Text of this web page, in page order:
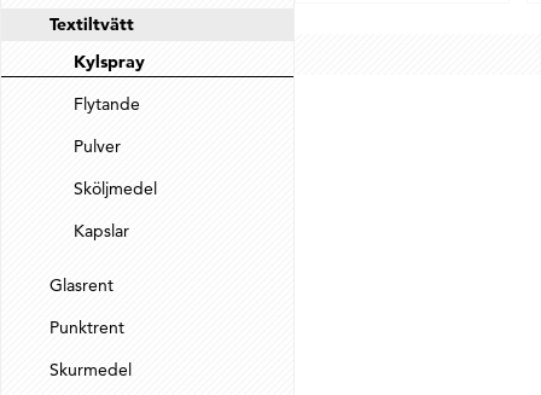
Textiltvätt
Kylspray
Flytande
Pulver
Sköljmedel
Kapslar
Glasrent
Punktrent
Skurmedel